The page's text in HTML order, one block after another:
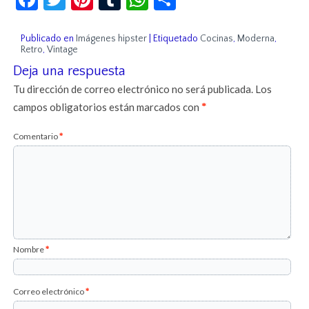
Publicado en Imágenes hipster Etiquetado Cocinas, Moderna,
Retro,Vintage
Deja una respuesta
Tu dirección de correo electrónico no será publicada. Los
campos obligatorios están marcados con*
Comentario*
Nombre*
Correo electrónico*